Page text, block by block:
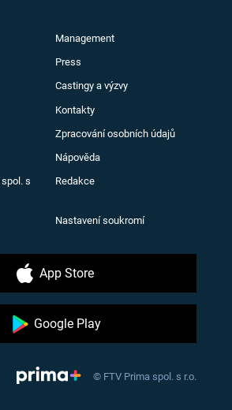
Management
Press
Castingy a výzvy
Kontakty
Zpracování osobních údajů
Nápověda
s
Redakce
Nastavení soukromí
App Store
Google Play
© FTV Prima spol. s r.o.